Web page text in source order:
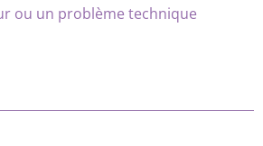
ou un problème technique